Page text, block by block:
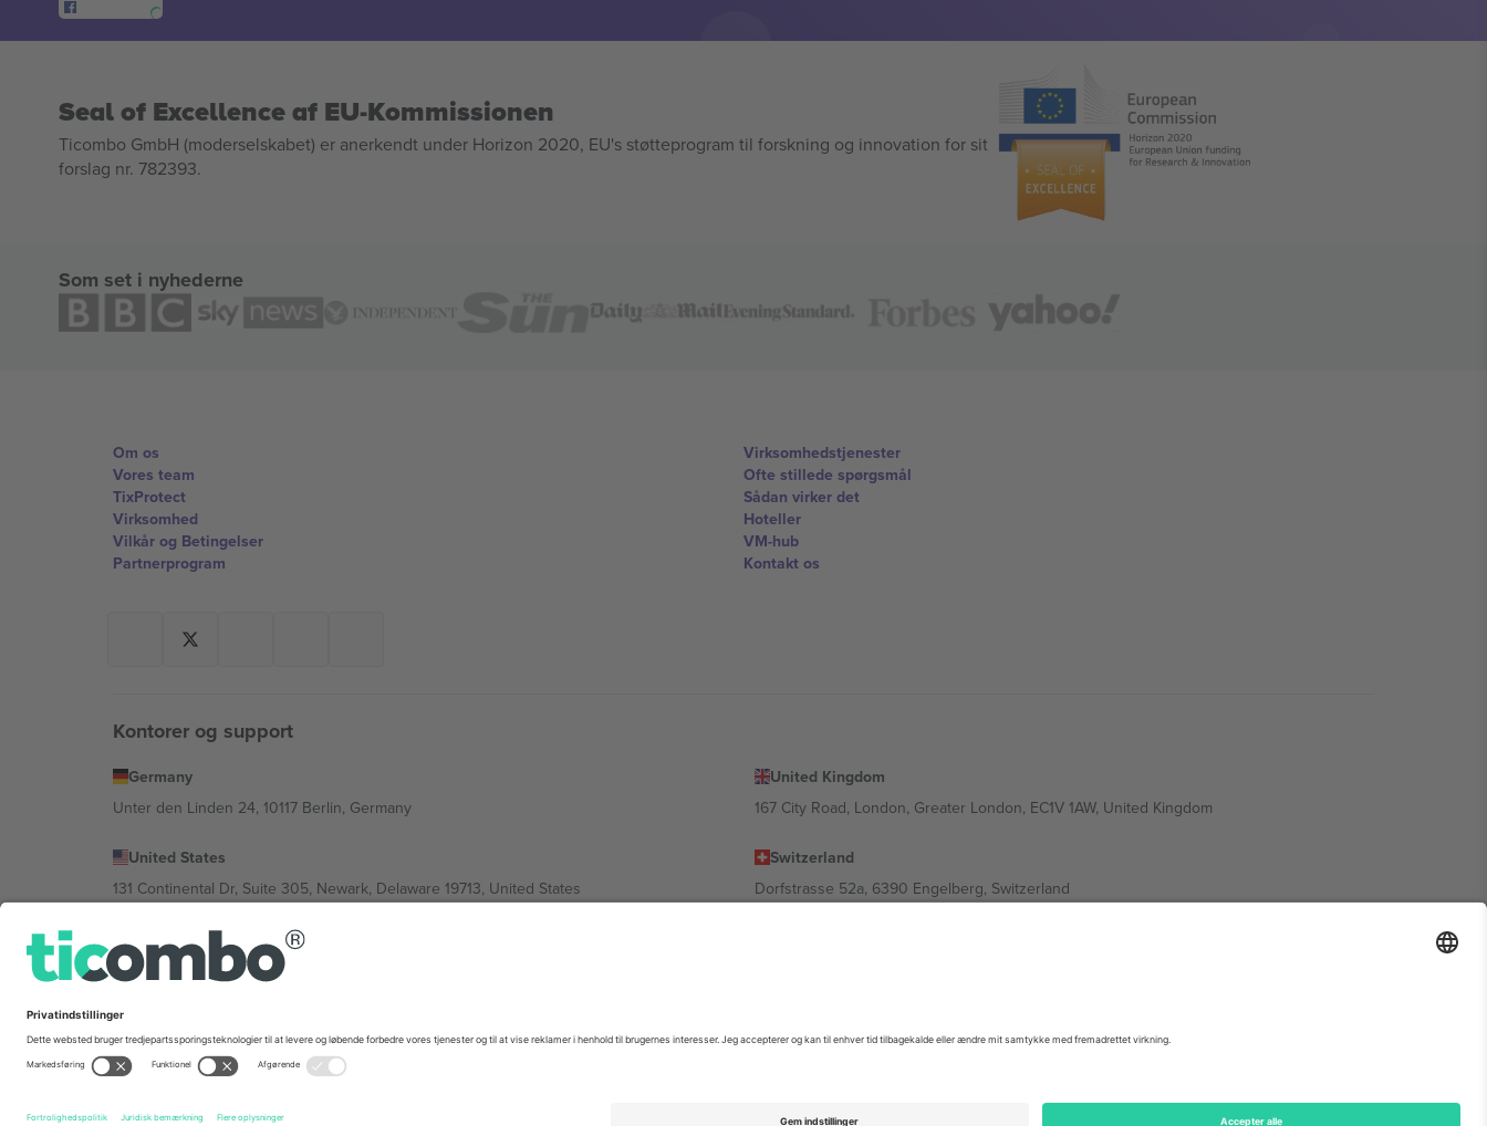
Seal of Excellence af EU-Kommissionen
Ticombo GmbH (moderselskabet) er anerkendt under Horizon 2020, EU's støtteprogram til forskning og innovation for sit
forslag nr. 782393.
Som set i nyhederne
Om os
Vores team
TixProtect
Virksomhed
Vilkår og Betingelser
Partnerprogram
Virksomhedstjenester
Ofte stillede spørgsmål
Sådan virker det
Hoteller
VM-hub
Kontakt os
Kontorer og support
Germany
Unter den Linden 24, 10117 Berlin, Germany
United Kingdom
167 City Road, London, Greater London, EC1V 1AW, United Kingdom
United States
131 Continental Dr, Suite 305, Newark, Delaware 19713, United States
Switzerland
Dorfstrasse 52a, 6390 Engelberg, Switzerland
Bulgaria
Regus Sofia City West, bul Totleben 53-55, 1606 Sofia, Bulgaria
Av Chapultepec 360, Roma Norte, Cuauhtémoc, 06700 Ciudad de México, CDMX, Mexico
© 2026 Ticombo. Alle rettigheder forbeholdes.